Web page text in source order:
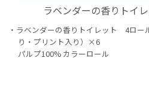
ラベンダーの香りトイ
ラベンダーの香りトイレット 4ロ
り・プリント入り）×6
パルプ100% カラーロール